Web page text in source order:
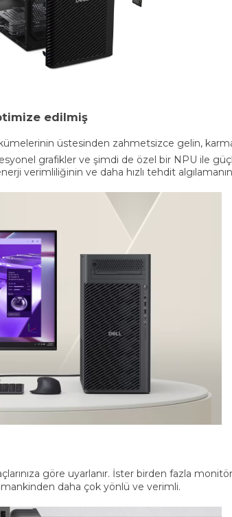
edilmiş
üstesinden zahmetsizce gelin,
grafikler ve şimdi de özel bir NPU ile
verimliliğinin ve daha hızlı tehdit
göre uyarlanır. İster birden fazla
daha çok yönlü ve verimli.